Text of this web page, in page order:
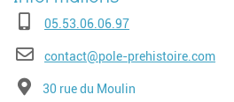
Téléphone05.53.06.06.97
E-mailcontact@pole-prehistoire.com
Adresse30 rue du Moulin